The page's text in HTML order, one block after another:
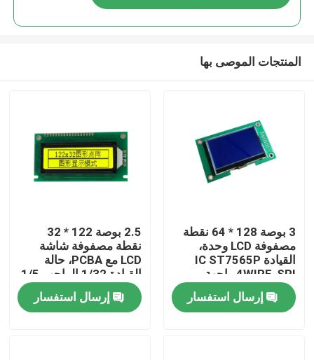
المنتجات الموصى بها
3 بوصة 128 * 64 نقطة
مصفوفة LCD وحدة،
القيادة IC ST7565P
4WIRE-SPI واجهة
إرسال استفسار
2.5 بوصة 122 * 32
نقطة مصفوفة شاشة
LCD مع PCBA، حالة
القيادة 1/32 الواجب 1/5
التحيز
إرسال استفسار